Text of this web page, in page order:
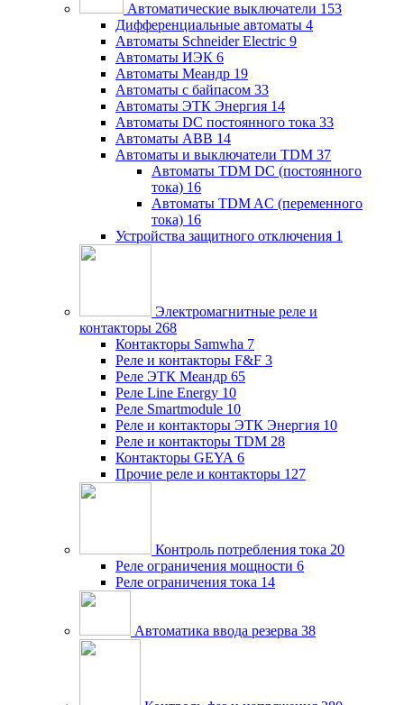
Автоматические выключатели 153
Дифференциальные автоматы 4
Автоматы Schneider Electric 9
Автоматы ИЭК 6
Автоматы Меандр 19
Автоматы с байпасом 33
Автоматы ЭТК Энергия 14
Автоматы DC постоянного тока 33
Автоматы ABB 14
Автоматы и выключатели TDM 37
Автоматы TDM DC (постоянного
тока) 16
Автоматы TDM AC (переменного
тока) 16
Устройства защитного отключения 1
Электромагнитные реле и
контакторы 268
Контакторы Samwha 7
Реле и контакторы F&F 3
Реле ЭТК Меандр 65
Реле Line Energy 10
Реле Smartmodule 10
Реле и контакторы ЭТК Энергия 10
Реле и контакторы TDM 28
Контакторы GEYA 6
Прочие реле и контакторы 127
Контроль потребления тока 20
Реле ограничения мощности 6
Реле ограничения тока 14
Автоматика ввода резерва 38